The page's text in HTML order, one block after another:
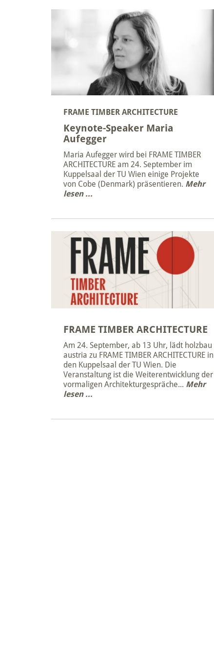
FRAME TIMBER ARCHITECTURE
Keynote-Speaker Maria
Aufegger
Maria Aufegger wird bei FRAME TIMBER
ARCHITECTURE am 24. September im
Kuppelsaal der TU Wien einige Projekte
von Cobe (Denmark) präsentieren. Mehr
lesen ...
FRAME TIMBER ARCHITECTURE
Am 24. September, ab 13 Uhr, lädt holzbau
austria zu FRAME TIMBER ARCHITECTURE in
den Kuppelsaal der TU Wien. Die
Veranstaltung ist die Weiterentwicklung der
vormaligen Architekturgespräche... Mehr
lesen ...